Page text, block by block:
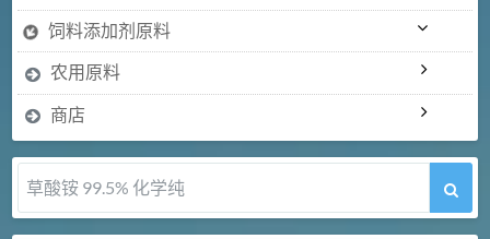
饲料添加剂原料
农用原料
商店
草酸铵 99.5% 化学纯